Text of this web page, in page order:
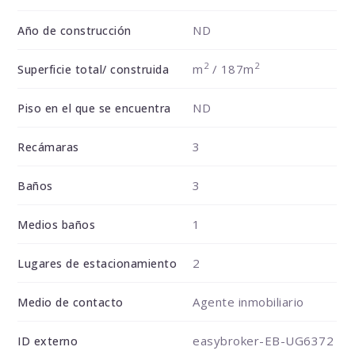
Año de construcción ND
Superficie total/ construida m 2/ 187m 2
Piso en el que se encuentra ND
Recámaras 3
Baños 3
Medios baños 1
Lugares de estacionamiento 2
Medio de contacto Agente inmobiliario
ID externo easybroker-EB-UG6372